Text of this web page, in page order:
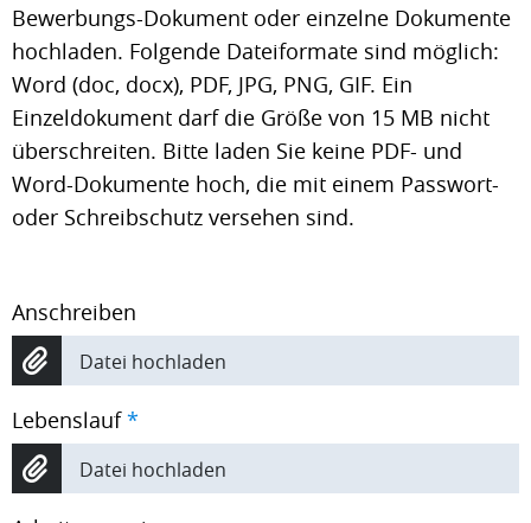
Bewerbungs-Dokument oder einzelne Dokumente
hochladen. Folgende Dateiformate sind möglich:
Word (doc, docx), PDF, JPG, PNG, GIF. Ein
Einzeldokument darf die Größe von 15 MB nicht
überschreiten. Bitte laden Sie keine PDF- und
Word-Dokumente hoch, die mit einem Passwort-
oder Schreibschutz versehen sind.
Anschreiben
Datei hochladen
Lebenslauf*
Datei hochladen